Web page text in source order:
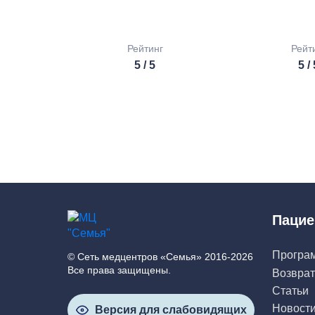
Рейтинг
5 / 5 5 /
© Сеть медцентров «Семья» 2016-2026
Все права защищены.
Версия для слабовидящих
Статьи
Новости